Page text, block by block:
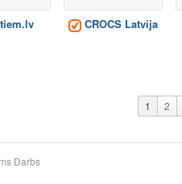
CROCS Latvija
1 2
Darbs